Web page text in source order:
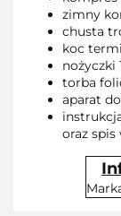
zimny
chusta
koc
nożyczki
torba
aparat
oraz spis